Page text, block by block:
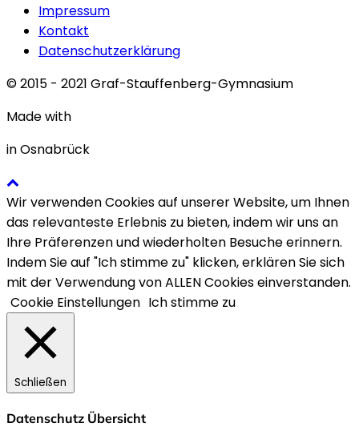
Impressum
Kontakt
Datenschutzerklärung
© 2015 - 2021 Graf-Stauffenberg-Gymnasium
Made with
in Osnabrück
Wir verwenden Cookies auf unserer Website, um Ihnen
das relevanteste Erlebnis zu bieten, indem wir uns an
Ihre Präferenzen und wiederholten Besuche erinnern.
Indem Sie auf "Ich stimme zu" klicken, erklären Sie sich
mit der Verwendung von ALLEN Cookies einverstanden.
Cookie Einstellungen Ich stimme zu
Schließen
Datenschutz Übersicht